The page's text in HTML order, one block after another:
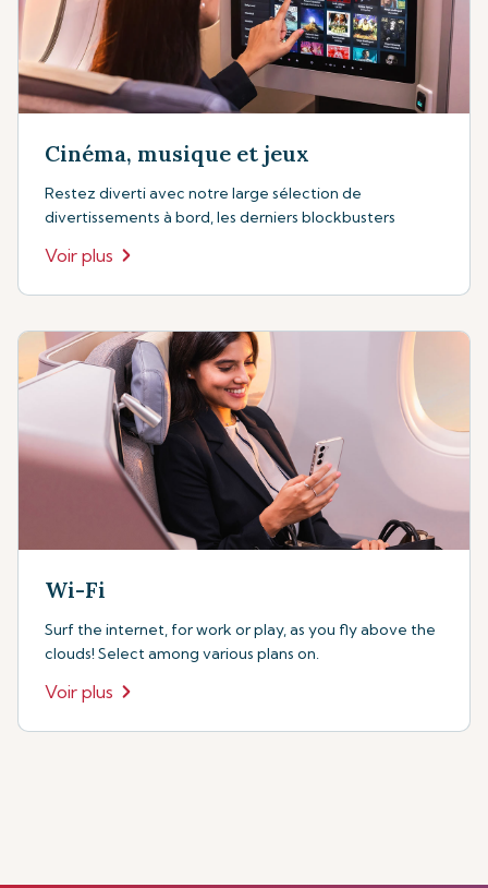
Cinéma, musique et jeux
Restez diverti avec notre large sélection de
divertissements à bord, les derniers blockbusters
Voir plus
Wi-Fi
Surf the internet, for work or play, as you fly above the
clouds! Select among various plans on.
Voir plus